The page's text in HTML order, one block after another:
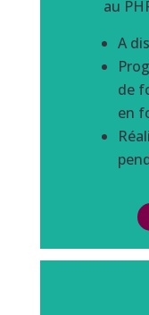
au
A
de
en